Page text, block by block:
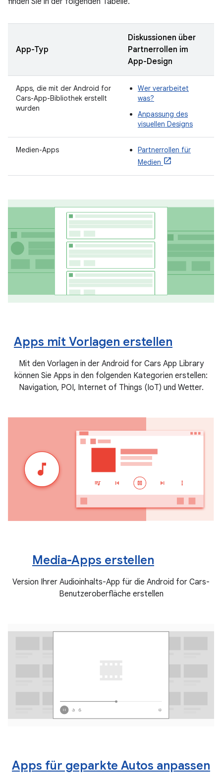
App-Typ
Diskussionen über
Partnerrollen im
App-Design
Apps, die mit der Android for
Cars-App-Bibliothek erstellt
wurden
Wer verarbeitet
was?
Anpassung des
visuellen Designs
Medien-Apps
Partnerrollen für
Medien
Apps mit Vorlagen erstellen
Mit den Vorlagen in der Android for Cars App Library
können Sie Apps in den folgenden Kategorien erstellen:
Navigation, POI, Internet of Things (IoT) und Wetter.
Media-Apps erstellen
Version Ihrer Audioinhalts-App für die Android for Cars-
Benutzeroberfläche erstellen
Apps für geparkte Autos anpassen